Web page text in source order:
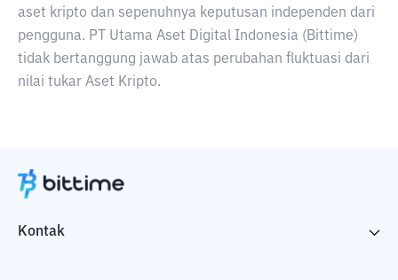
aset kripto dan sepenuhnya keputusan independen dari
pengguna. PT Utama Aset Digital Indonesia (Bittime)
tidak bertanggung jawab atas perubahan fluktuasi dari
nilai tukar Aset Kripto.
Kontak